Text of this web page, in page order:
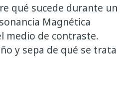
qué sucede durante un
Magnética
medio de contraste.
y sepa de qué se trata